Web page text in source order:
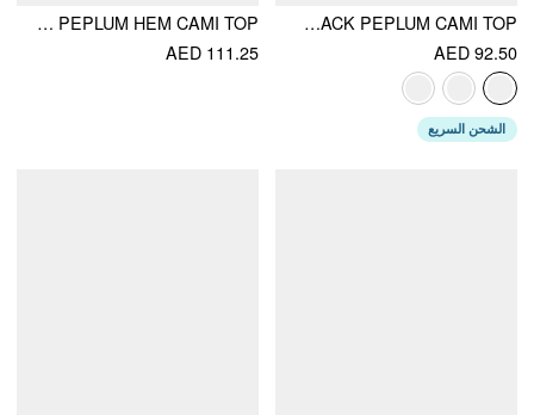
COTTON STRIPE V-NECK LACE PANEL BUTTON TIE BACK PEPLUM CAMI TOP
AED 92.50
الشحن السريع
LACE FLORAL SWEETHEART NECK CONTRAST PEPLUM HEM CAMI TOP
AED 111.25